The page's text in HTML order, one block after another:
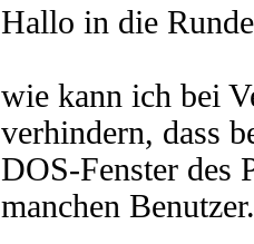
Hallo in die
wie kann ich bei
verhindern, dass
DOS-Fenster des
manchen Benutzer.